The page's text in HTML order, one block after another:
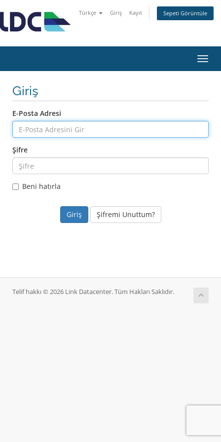
Türkçe Giriş Kayıt Sepeti Görüntüle
Giriş
E-Posta Adresi
Şifre
Beni hatırla
Şifremi Unuttum?
Telif hakkı © 2026 Link Datacenter. Tüm Hakları Saklıdır.